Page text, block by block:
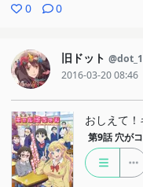
0 0
旧ドット
2016-03-20 08:46
おしえて
第9話 穴が